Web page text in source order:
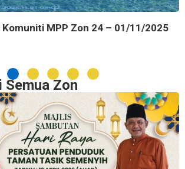
MPP Zon 24 – 01/11/2025
Zon